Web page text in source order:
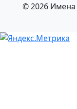
© 2026 Имена